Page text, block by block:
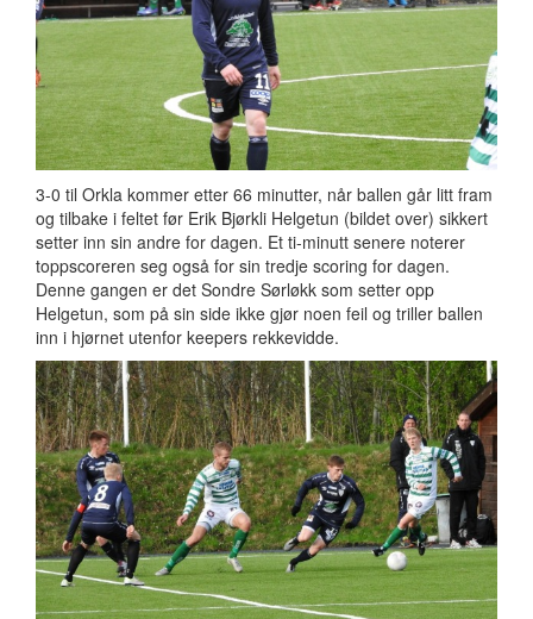
3-0 til Orkla kommer etter 66 minutter, når ballen går litt fram
og tilbake i feltet før Erik Bjørkli Helgetun (bildet over) sikkert
setter inn sin andre for dagen. Et ti-minutt senere noterer
toppscoreren seg også for sin tredje scoring for dagen.
Denne gangen er det Sondre Sørløkk som setter opp
Helgetun, som på sin side ikke gjør noen feil og triller ballen
inn i hjørnet utenfor keepers rekkevidde.